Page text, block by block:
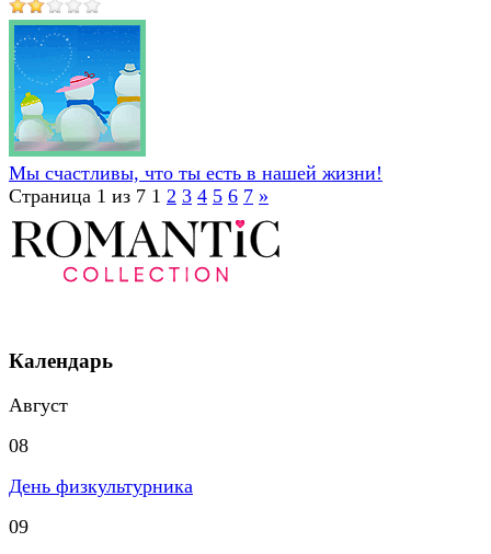
Мы счастливы, что ты есть в нашей жизни!
Страница 1 из 7 1 2 3 4 5 6 7 »
Календарь
Август
08
День физкультурника
09